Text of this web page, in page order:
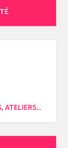
ATELIERS...